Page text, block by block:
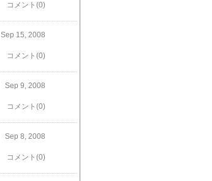
コメント(0)
Sep 15, 2008
コメント(0)
Sep 9, 2008
コメント(0)
Sep 8, 2008
コメント(0)